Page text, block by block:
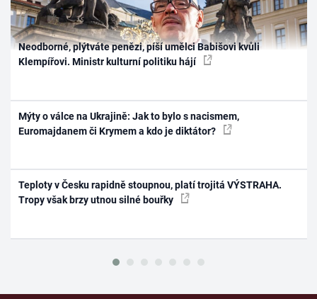
Neodborné, plýtváte penězi, píší umělci Babišovi kvůli
Klempířovi. Ministr kulturní politiku hájí
Mýty o válce na Ukrajině: Jak to bylo s nacismem,
Euromajdanem či Krymem a kdo je diktátor?
Teploty v Česku rapidně stoupnou, platí trojitá VÝSTRAHA.
Tropy však brzy utnou silné bouřky